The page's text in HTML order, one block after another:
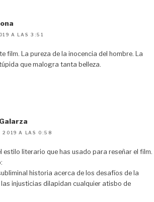
A LAS 3:51
film. La pureza de la inocencia del hombre. La
que malogra tanta belleza.
2019 A LAS 0:58
estilo literario que has usado para reseñar el film.
historia acerca de los desafíos de la
injusticias dilapidan cualquier atisbo de